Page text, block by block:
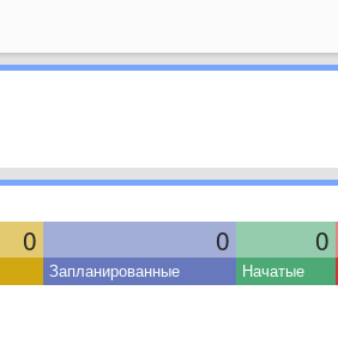
0 0 0
Запланированные Начатые